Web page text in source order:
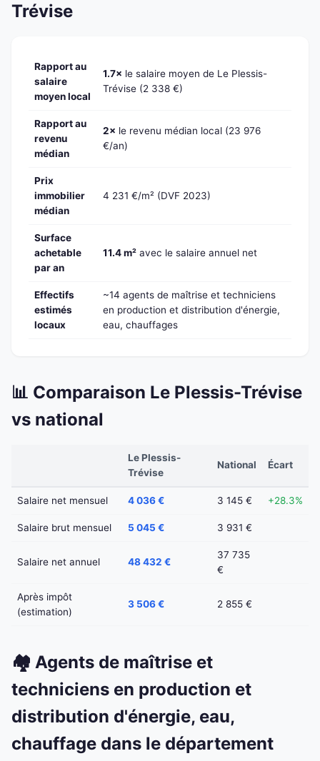
Trévise
Rapport au
salaire
moyen local
1.7× le salaire moyen de Le Plessis-
Trévise (2 338 €)
Rapport au
revenu
médian
2× le revenu médian local (23 976
€/an)
Prix
immobilier
médian
4 231 €/m² (DVF 2023)
Surface
achetable
par an
11.4 m² avec le salaire annuel net
Effectifs
estimés
locaux
~14 agents de maîtrise et techniciens
en production et distribution d'énergie,
eau, chauffages
📊 Comparaison Le Plessis-Trévise
vs national
Le Plessis-
Trévise
National Écart
Salaire net mensuel 4 036 € 3 145 € +28.3%
Salaire brut mensuel 5 045 € 3 931 €
Salaire net annuel 48 432 €
37 735
€
Après impôt
(estimation)
3 506 € 2 855 €
🏘️ Agents de maîtrise et
techniciens en production et
distribution d'énergie, eau,
chauffage dans le département